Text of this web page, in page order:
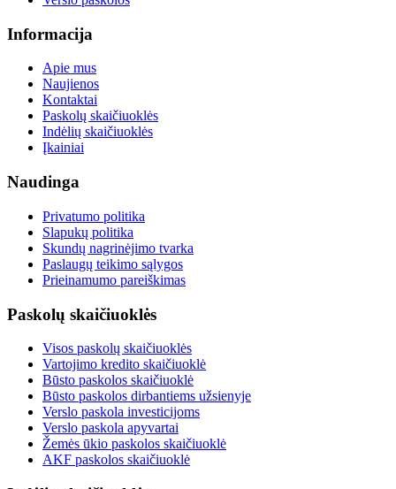
Informacija
Apie mus
Naujienos
Kontaktai
Paskolų skaičiuoklės
Indėlių skaičiuoklės
Įkainiai
Naudinga
Privatumo politika
Slapukų politika
Skundų nagrinėjimo tvarka
Paslaugų teikimo sąlygos
Prieinamumo pareiškimas
Paskolų skaičiuoklės
Visos paskolų skaičiuoklės
Vartojimo kredito skaičiuoklė
Būsto paskolos skaičiuoklė
Būsto paskolos dirbantiems užsienyje
Verslo paskola investicijoms
Verslo paskola apyvartai
Žemės ūkio paskolos skaičiuoklė
AKF paskolos skaičiuoklė